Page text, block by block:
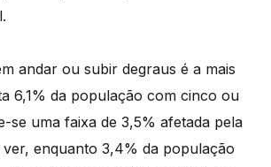
andar ou subir degraus é a mais
6,1% da população com cinco ou
se uma faixa de 3,5% afetada pela
ver, enquanto 3,4% da população